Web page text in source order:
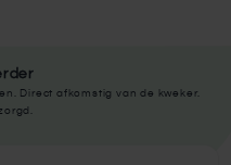
Direct afkomstig van de kweker.